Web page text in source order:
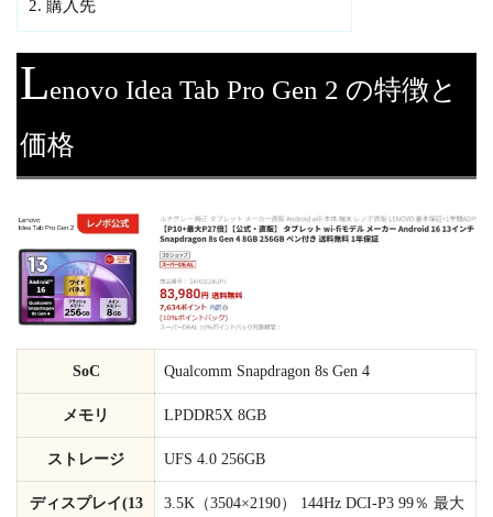
2. 購入先
Lenovo Idea Tab Pro Gen 2 の特徴と
価格
SoC Qualcomm Snapdragon 8s Gen 4
メモリ LPDDR5X 8GB
ストレージ UFS 4.0 256GB
ディスプレイ(13
3.5K（3504×2190） 144Hz DCI-P3 99％ 最大